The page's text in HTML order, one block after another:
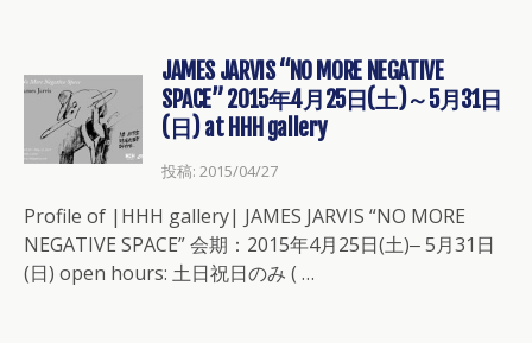
JAMES JARVIS “NO MORE NEGATIVE
SPACE” 2015年4月25日(土)～5月31日
(日) at HHH gallery
投稿: 2015/04/27
Profile of |HHH gallery| JAMES JARVIS “NO MORE
NEGATIVE SPACE” 会期：2015年4月25日(土)‒ 5月31日
(日) open hours: 土日祝日のみ ( …